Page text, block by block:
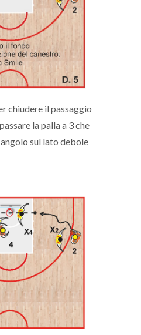
chiudere il passaggio
la palla a 3 che
sul lato debole